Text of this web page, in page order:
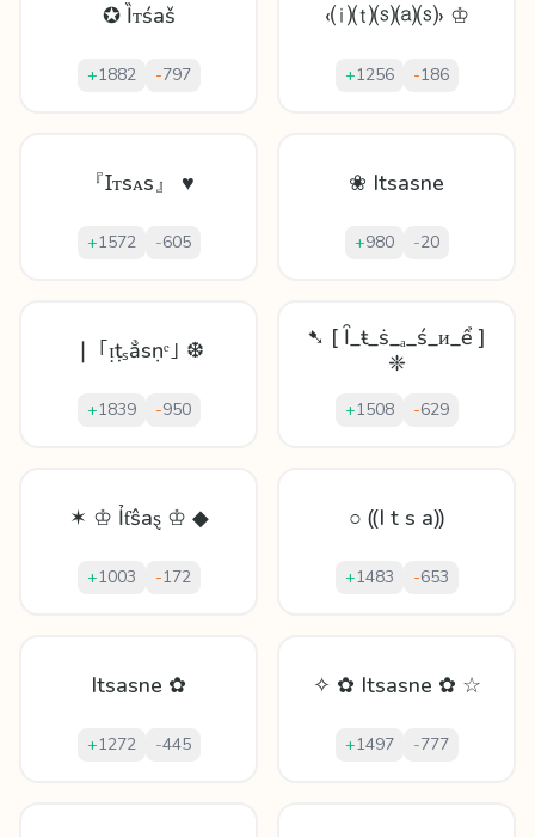
✪ Ȉᴛśaš
+1882 -797
‹⒤⒯⒮⒜⒮› ♔
+1256 -186
『Ɪᴛsᴀs』 ♥
+1572 -605
❀ Itsasne
+980 -20
❘ ｢ᴉṭₛẳѕṇᵉ｣ ❆
+1839 -950
➷ [ Ȋ_ŧ_ṡ_ₐ_ś_ᴎ_ể ]
❈
+1508 -629
✶ ♔ Ỉƭŝaȿ ♔ ◆
+1003 -172
○ ⸨I t s a⸩
+1483 -653
Itsasne ✿
+1272 -445
✧ ✿ Itsasne ✿ ☆
+1497 -777